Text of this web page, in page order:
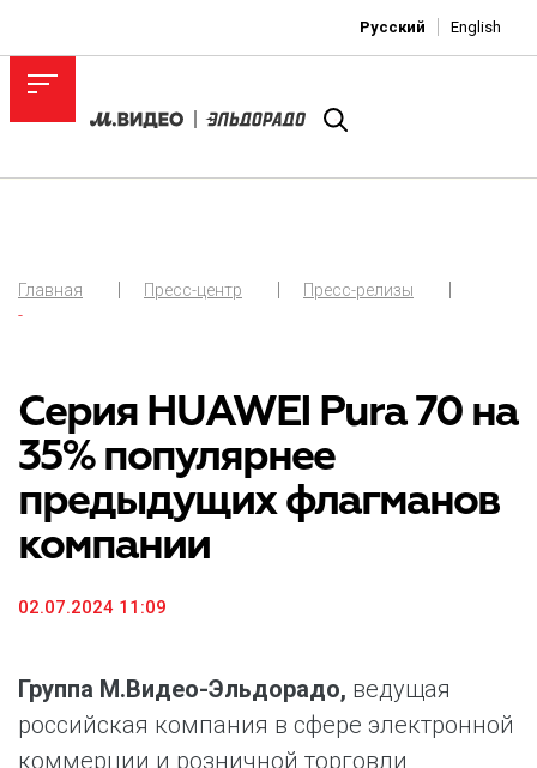
Русский English
Главная Пресс-центр
Пресс-релизы
-
Серия HUAWEI Pura 70 на
35% популярнее
предыдущих флагманов
компании
02.07.2024 11:09
Группа М.Видео-Эльдорадо, ведущая
российская компания в сфере электронной
коммерции и розничной торговли